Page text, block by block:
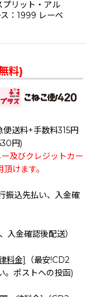
リット・アル
：1999 レーベ
料)
便送料+手数料315円
円)
及びクレジットカー
けます。
振込先払い、入金確
入金確認後配送）
料金]
（最安!CD2
。ポストへの投函)